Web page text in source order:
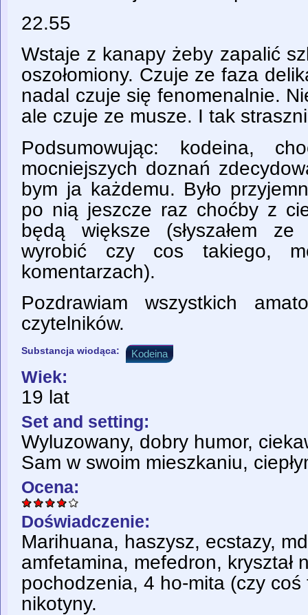
22.55
Wstaje z kanapy żeby zapalić
oszołomiony. Czuje ze faza
nadal czuje się fenomenalnie.
ale czuje ze musze. I tak
Podsumowując: kodeina,
mocniejszych doznań
bym ja każdemu. Było
po nią jeszcze raz choćby z
będą większe (słyszałem
wyrobić czy cos takiego,
komentarzach).
Pozdrawiam wszystkich
czytelników.
Substancja wiodąca: Kodeina
Wiek:
19 lat
Set and setting:
Wyluzowany, dobry humor,
Sam w swoim mieszkaniu,
Ocena:
Doświadczenie:
Marihuana, haszysz, ecstazy,
amfetamina, mefedron, kryształ
pochodzenia, 4 ho-mita (czy
nikotyny.